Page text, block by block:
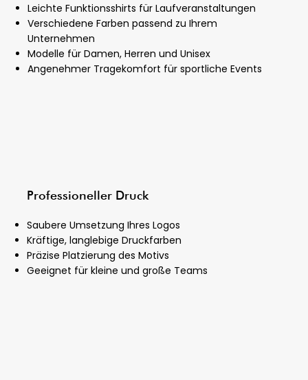
Leichte Funktionsshirts für Laufveranstaltungen
Verschiedene Farben passend zu Ihrem
Unternehmen
Modelle für Damen, Herren und Unisex
Angenehmer Tragekomfort für sportliche Events
Professioneller Druck
Saubere Umsetzung Ihres Logos
Kräftige, langlebige Druckfarben
Präzise Platzierung des Motivs
Geeignet für kleine und große Teams